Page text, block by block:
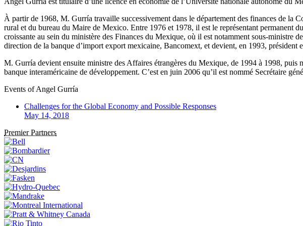
À partir de 1968, M. Gurría travaille successivement dans le département des finances de la
rural et du bureau du Maire de Mexico. Entre 1976 et 1978, il est le représentant permanent
croissante au sein du ministère des Finances du Mexique, où il est notamment sous-ministre
direction de la banque d’import export mexicaine, Bancomext, et devient, en 1993,
M. Gurría devient ensuite ministre des Affaires étrangères du Mexique, de 1994 à 1998,
banque interaméricaine de développement. C’est en juin 2006 qu’il est nommé Secrétaire
Events ofAngel Gurría
Challenges for the Global Economy and Possible Responses
May 14, 2018
Premier Partners